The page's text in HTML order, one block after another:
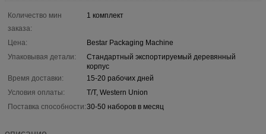
Количество мин
заказа:
1 комплект
Цена:
Bestar Packaging Machine
Упаковывая детали:
Стандартный экспортируемый деревянный
корпус
Время доставки:
15-20 рабочих дней
Условия оплаты:
T/T, Western Union
Поставка способности:30-50 наборов в месяц